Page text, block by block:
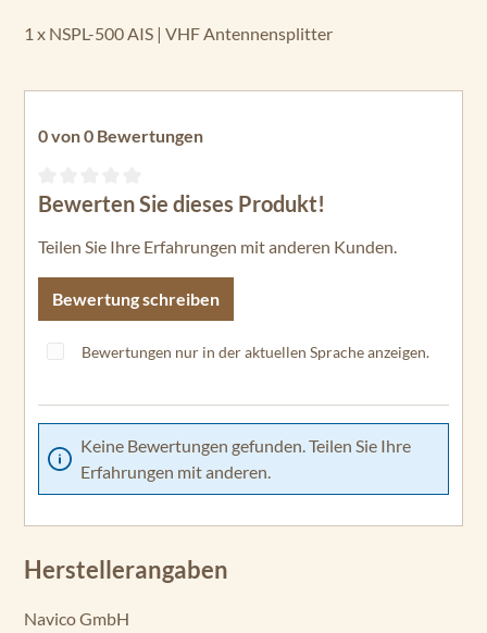
1 x NSPL-500 AIS | VHF Antennensplitter
0 von 0 Bewertungen
Durchschnittliche Bewertung von 0 von 5 Sternen
Bewerten Sie dieses Produkt!
Teilen Sie Ihre Erfahrungen mit anderen Kunden.
Bewertung schreiben
Bewertungen nur in der aktuellen Sprache anzeigen.
Keine Bewertungen gefunden. Teilen Sie Ihre
Erfahrungen mit anderen.
Herstellerangaben
Navico GmbH